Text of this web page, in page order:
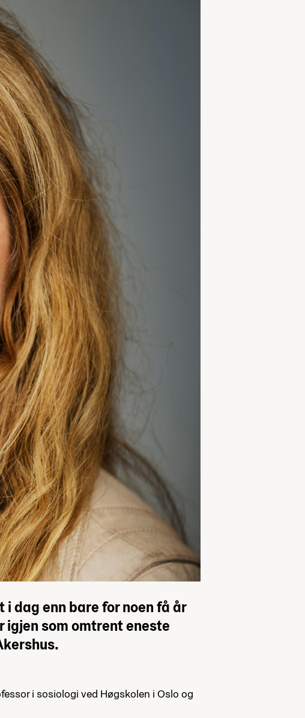
dag enn bare for noen få år
igjen som omtrent eneste
i sosiologi ved Høgskolen i Oslo og